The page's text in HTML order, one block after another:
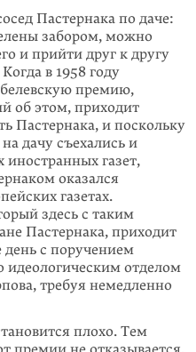
Пастернака по даче:
забором, можно
и прийти друг к другу
в 1958 году
премию,
об этом, приходит
Пастернака, и поскольку
дачу съехались и
газет,
оказался
газетах.
здесь с таким
Пастернака, приходит
день с поручением
идеологическим отделом
требуя немедленно
плохо. Тем